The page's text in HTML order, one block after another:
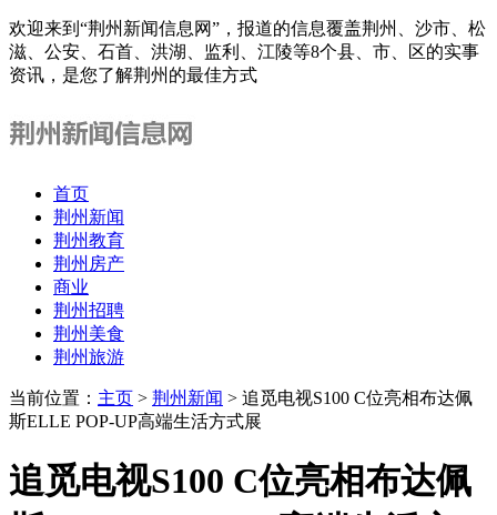
欢迎来到“荆州新闻信息网”，报道的信息覆盖荆州、沙市、松
滋、公安、石首、洪湖、监利、江陵等8个县、市、区的实事
资讯，是您了解荆州的最佳方式
首页
荆州新闻
荆州教育
荆州房产
商业
荆州招聘
荆州美食
荆州旅游
当前位置： 主页 > 荆州新闻 > 追觅电视S100 C位亮相布达佩
斯ELLE POP-UP高端生活方式展
追觅电视S100 C位亮相布达佩